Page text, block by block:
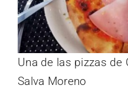
Una de las pizzas de
Salva Moreno